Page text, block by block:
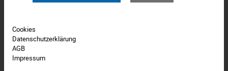
Cookies
Datenschutzerklärung
AGB
Impressum